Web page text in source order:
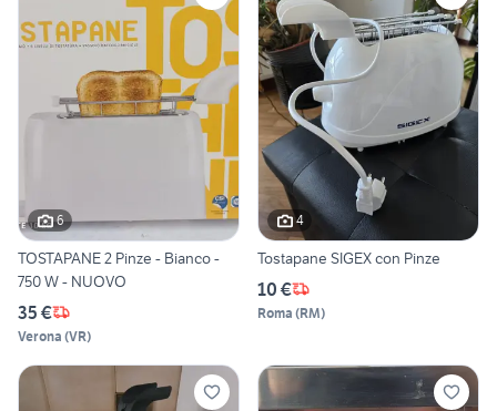
6
TOSTAPANE 2 Pinze - Bianco -
750 W - NUOVO
35 €
Verona (VR)
4
Tostapane SIGEX con Pinze
10 €
Roma (RM)